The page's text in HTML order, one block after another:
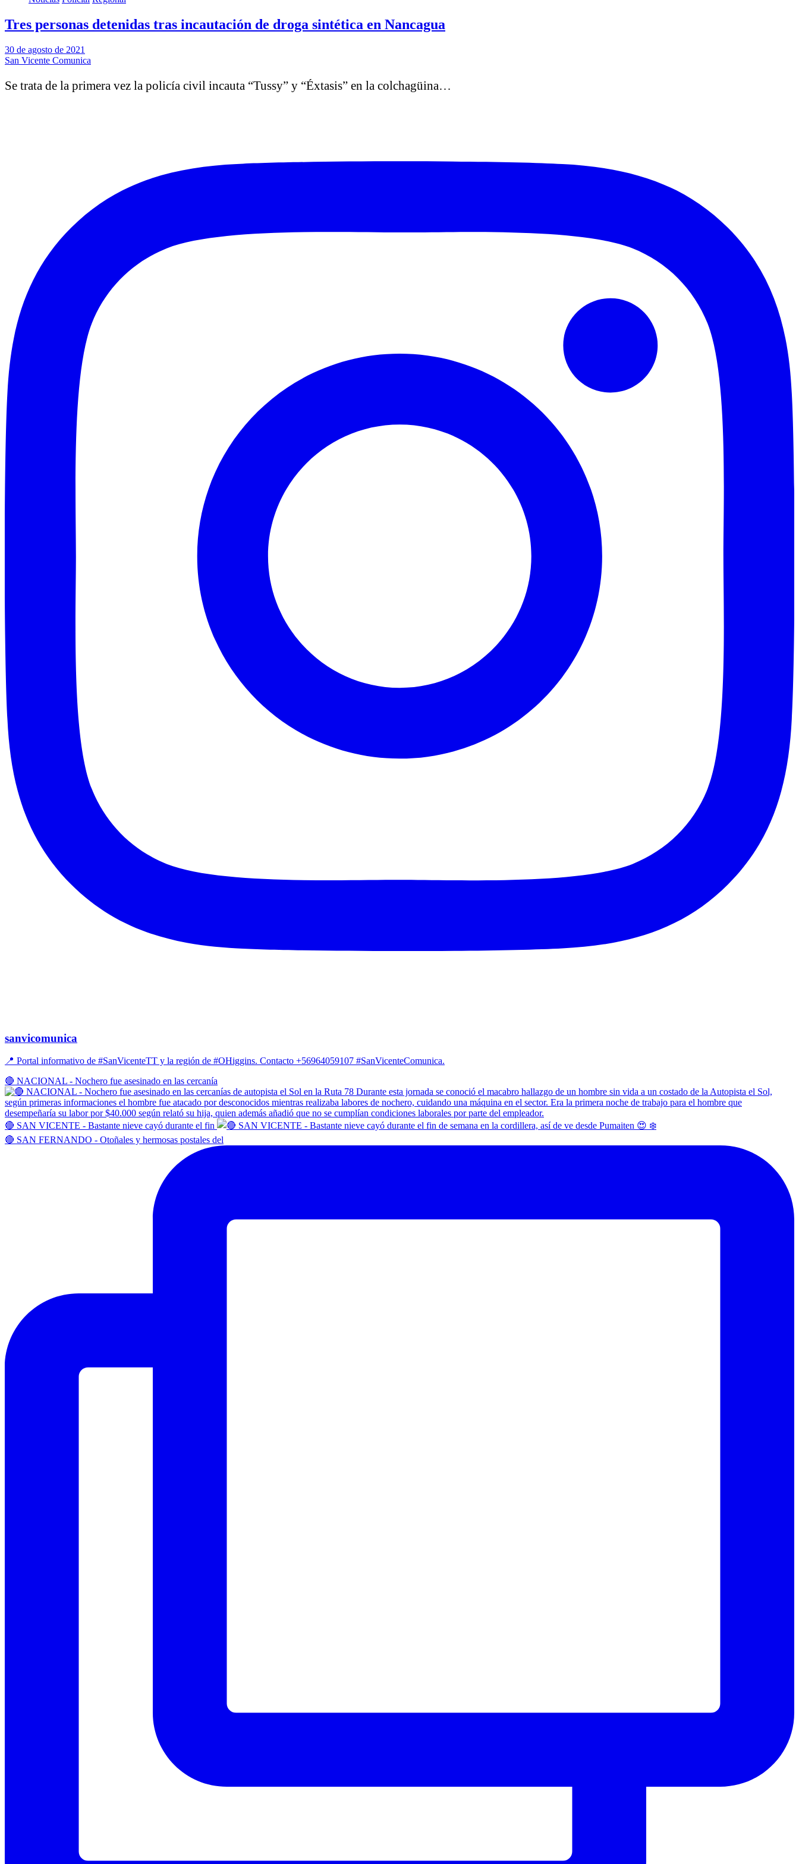
Tres personas detenidas tras incautación de droga sintética en Nancagua
30 de agosto de 2021
San Vicente Comunica
Se trata de la primera vez la policía civil incauta “Tussy” y “Éxtasis” en la colchagüina…
sanvicomunica
📍 Portal informativo de #SanVicenteTT y la región de #OHiggins. Contacto +56964059107 #SanVicenteComunica.
🔴 NACIONAL - Nochero fue asesinado en las cercanía
🔴 SAN VICENTE - Bastante nieve cayó durante el fin
🔴 SAN FERNANDO - Otoñales y hermosas postales del